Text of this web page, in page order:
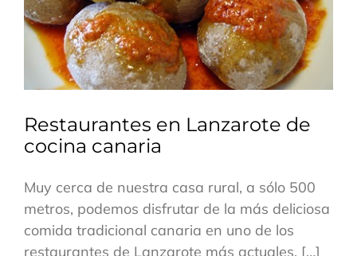
Restaurantes en Lanzarote de
cocina canaria
Muy cerca de nuestra casa rural, a sólo 500
metros, podemos disfrutar de la más deliciosa
comida tradicional canaria en uno de los
restaurantes de Lanzarote más actuales. […]